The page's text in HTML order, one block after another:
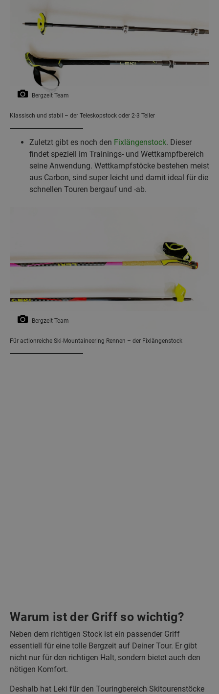
Bergzeit Team
Klassisch und stabil – der Teleskopstock oder 2-3 Teiler
Zuletzt gibt es noch den Fixlängenstock. Dieser
findet speziell im Trainings- und Wettkampfbereich
seine Anwendung. Wettkampfstöcke bestehen meist
aus Carbon, sind super leicht und damit ideal für die
schnellen Touren bergauf und -ab.
Bergzeit Team
Für actionreiche Ski-Mountaineering Rennen – der Fixlängenstock
Warum ist der Griff so wichtig?
Neben dem richtigen Stock ist ein passender Griff
essentiell für eine tolle Bergzeit auf Deiner Tour. Er gibt
nicht nur für den richtigen Halt, sondern bietet auch den
nötigen Komfort.
Deshalb hat Leki für den Touringbereich Skitourenstöcke